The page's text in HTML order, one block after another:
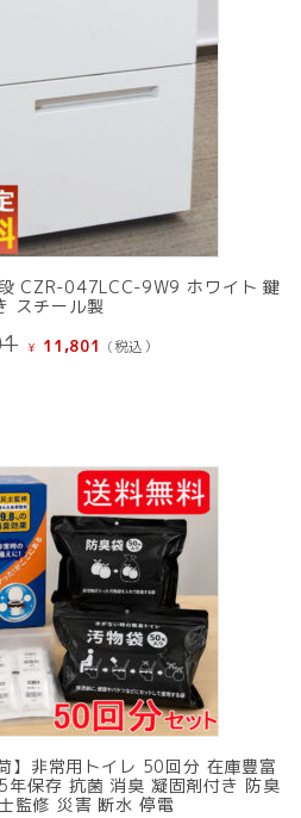
CZR-047LCC-9W9 ホワイト 鍵
スチール製
元
で
し
た。
¥ 11,801 現
¥ 11,801
で
す。
(税込）
】非常用トイレ 50回分 在庫豊富
年保存 抗菌 消臭 凝固剤付き 防臭
監修 災害 断水 停電